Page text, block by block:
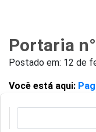
Portaria
Postado em: 12 de
Você está aqui: